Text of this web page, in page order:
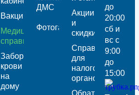
Вакцинация
Медицинские
справки
Забор
крови
на
дому
ДМС
Фотогалерея
Акции
и
скидки
Справка
для
налоговых
органов
Обратная
до
20:00
сб и
вс с
9:00
до
15:00